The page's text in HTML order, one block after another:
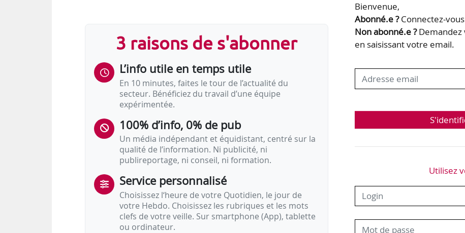
3 raisons de s'abonner
L’info utile en temps utile
En 10 minutes, faites le tour de l’actualité du
secteur. Bénéficiez du travail d’une équipe
expérimentée.
100% d’info, 0% de pub
Un média indépendant et équidistant, centré sur la
qualité de l’information. Ni publicité, ni
publireportage, ni conseil, ni formation.
Service personnalisé
Choisissez l‘heure de votre Quotidien, le jour de
votre Hebdo. Choisissez les rubriques et les mots
clefs de votre veille. Sur smartphone (App), tablette
ou ordinateur.
Bienvenue,
Abonné.e ?Connectez-
Non abonné.e ?Demandez
en saisissant votre email.
Utilisez